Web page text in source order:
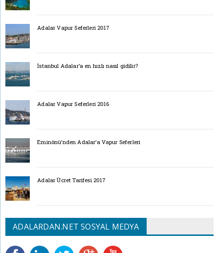
Adalar Vapur Seferleri 2017
İstanbul Adalar’a en hızlı nasıl gidilir?
Adalar Vapur Seferleri 2016
Eminönü’nden Adalar’a Vapur Seferleri
Adalar Ücret Tarifesi 2017
ADALARDAN.NET SOSYAL MEDYA